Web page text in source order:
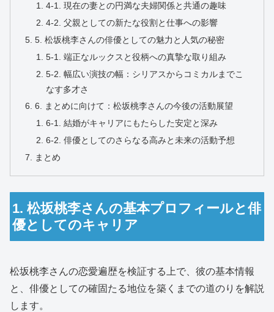
4-1. 現在の妻との円満な夫婦関係と共通の趣味
4-2. 父親としての新たな役割と仕事への影響
5. 松坂桃李さんの俳優としての魅力と人気の秘密
5-1. 端正なルックスと役柄への真摯な取り組み
5-2. 幅広い演技の幅：シリアスからコミカルまでこ
なす多才さ
6. まとめに向けて：松坂桃李さんの今後の活動展望
6-1. 結婚がキャリアにもたらした安定と深み
6-2. 俳優としてのさらなる高みと未来の活動予想
まとめ
1. 松坂桃李さんの基本プロフィールと俳
優としてのキャリア
松坂桃李さんの恋愛遍歴を検証する上で、彼の基本情報
と、俳優としての確固たる地位を築くまでの道のりを解説
します。